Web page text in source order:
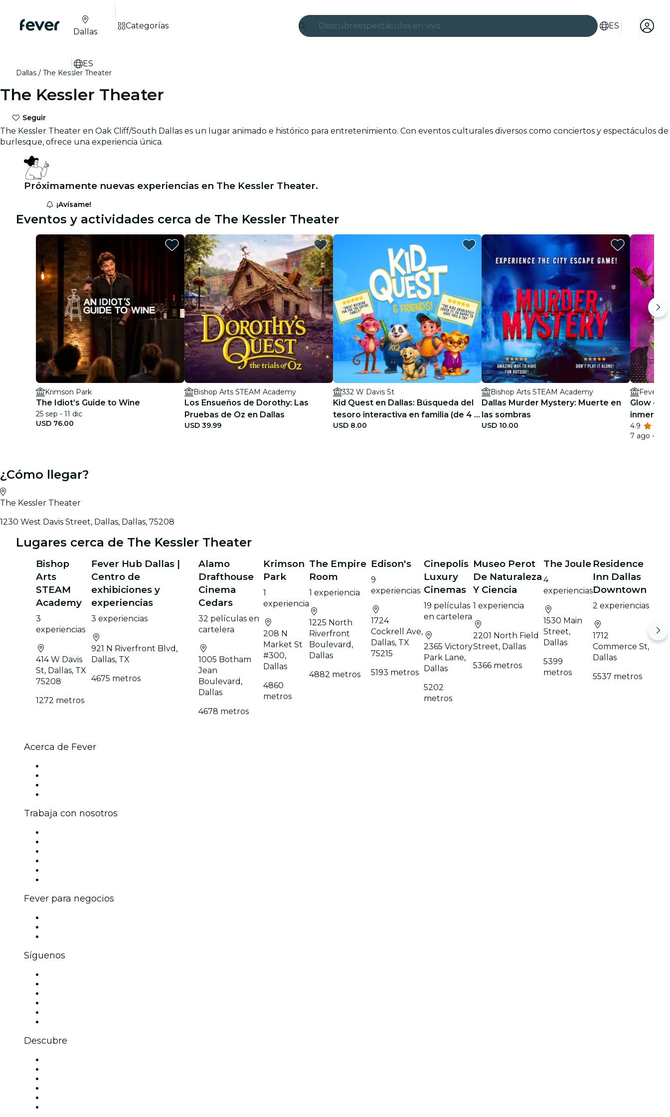
Descubreespectáculos en vivo
São Paulo
ES
Dallas
ES
Categorías
Dallas The Kessler Theater
The Kessler Theater
Seguir
The Kessler Theater en Oak Cliff/South Dallas es un lugar animado e histórico para entretenimiento. Con eventos culturales diversos como conciertos y espectáculos de
burlesque, ofrece una experiencia única.
Próximamente nuevas experiencias en The Kessler Theater.
¡Avísame!
Eventos y actividades cerca de The Kessler Theater
Krimson Park
The Idiot’s Guide to Wine
25 sep - 11 dic
USD 76.00
Bishop Arts STEAM Academy
Los Ensueños de Dorothy: Las
Pruebas de Oz en Dallas
USD 39.99
332 W Davis St
Kid Quest en Dallas: Búsqueda del
tesoro interactiva en familia (de 4 a
8 años)
USD 8.00
Bishop Arts STEAM Academy
Dallas Murder Mystery: Muerte en
las sombras
USD 10.00
Glow or
4.9
7 ago - 27
¿Cómo llegar?
The Kessler Theater
1230 West Davis Street, Dallas, Dallas, 75208
Lugares cerca de The Kessler Theater
Bishop
Arts
STEAM
Academy
3
experiencias
414 W Davis
St, Dallas, TX
75208
1272 metros
Fever Hub Dallas |
Centro de
exhibiciones y
experiencias
3 experiencias
921 N Riverfront Blvd,
Dallas, TX
4675 metros
Alamo
Drafthouse
Cinema
Cedars
32 películas en
cartelera
1005 Botham
Jean
Boulevard,
Dallas
4678 metros
Krimson
Park
1
experiencia
208 N
Market St
#300,
Dallas
4860
metros
The Empire
Room
1 experiencia
1225 North
Riverfront
Boulevard,
Dallas
4882 metros
Edison's
9
experiencias
1724
Cockrell Ave,
Dallas, TX
75215
5193 metros
Cinepolis
Luxury
Cinemas
19 películas
en cartelera
2365 Victory
Park Lane,
Dallas
5202
metros
Museo Perot
De Naturaleza
Y Ciencia
1 experiencia
2201 North Field
Street, Dallas
5366 metros
The Joule
4
experiencias
1530 Main
Street,
Dallas
5399
metros
Residence
Inn Dallas
Downtown
2 experiencias
1712
Commerce St,
Dallas
5537 metros
Acerca de Fever
Trabaja con nosotros
Fever para negocios
Síguenos
Descubre